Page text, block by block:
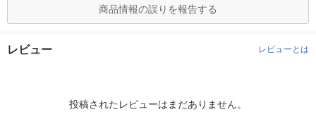
商品情報の誤りを報告する
レビュー レビューとは
投稿されたレビューはまだありません。